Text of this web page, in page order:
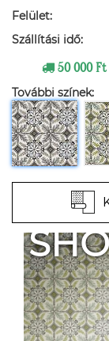
Felület:
Szállítási idő:
50 000 Ft
További színek: